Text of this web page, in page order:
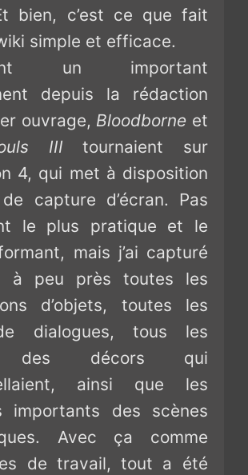
bien, c’est ce que fait
simple et efficace.
un important
depuis la rédaction
ouvrage, Bloodborne et
III tournaient sur
4, qui met à disposition
capture d’écran. Pas
le plus pratique et le
mais j’ai capturé
à peu près toutes les
d’objets, toutes les
dialogues, tous les
des décors qui
ainsi que les
importants des scènes
Avec ça comme
de travail, tout a été